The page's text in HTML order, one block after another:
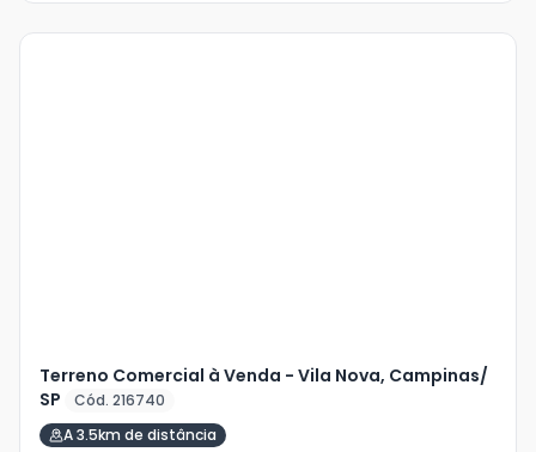
Terreno Comercial à Venda - Vila Nova, Campinas/
SP
Cód. 216740
A 3.5km de distância